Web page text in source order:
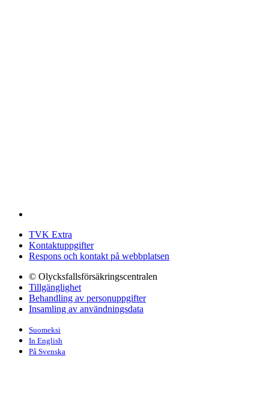
TVK Extra
Kontaktuppgifter
Respons och kontakt på webbplatsen
© Olycksfallsförsäkringscentralen
Tillgänglighet
Behandling av personuppgifter
Insamling av användningsdata
Suomeksi
In English
På Svenska